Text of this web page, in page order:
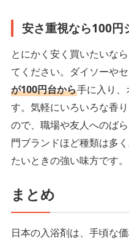
安さ重視なら100円
とにかく安く買いたいな
てください。ダイソーやセ
が100円台から手に入り、
す。気軽にいろいろな香
ので、職場や友人へのば
門ブランドほど種類は多
たいときの強い味方です。
まとめ
日本の入浴剤は、手頃な